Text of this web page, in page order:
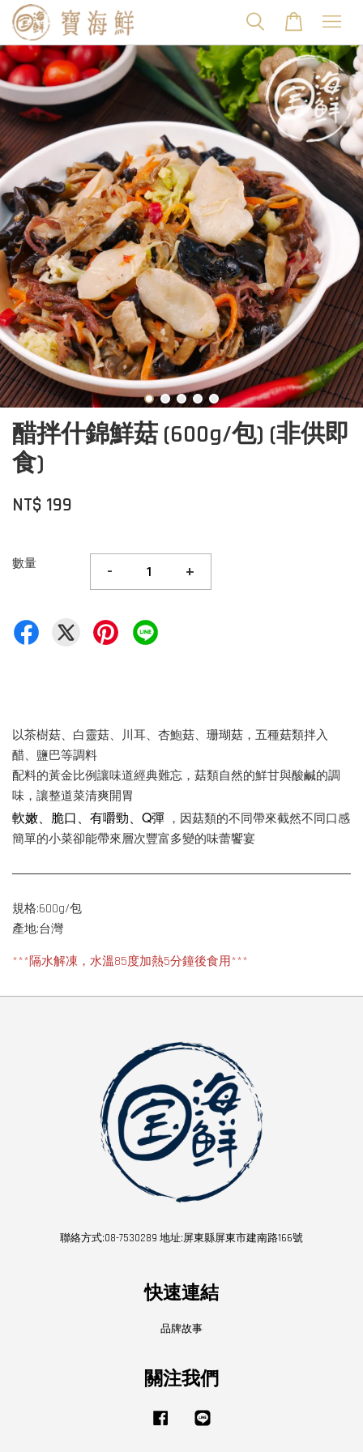
醋拌什錦鮮菇 (600g/包) (非供即
食)
NT$ 199
數量 - +
以茶樹菇、白靈菇、川耳、杏鮑菇、珊瑚菇，五種菇類拌入
醋、鹽巴等調料
配料的黃金比例讓味道經典難忘，菇類自然的鮮甘與酸鹹的調
味，讓整道菜清爽開胃
軟嫩、脆口、有嚼勁、Q彈 ，因菇類的不同帶來截然不同口感
簡單的小菜卻能帶來層次豐富多變的味蕾饗宴
規格:600g/包
產地:台灣
***隔水解凍，水溫85度加熱5分鐘後食用***
聯絡方式:08-7530289 地址:屏東縣屏東市建南路166號
快速連結
品牌故事
關注我們
Facebook